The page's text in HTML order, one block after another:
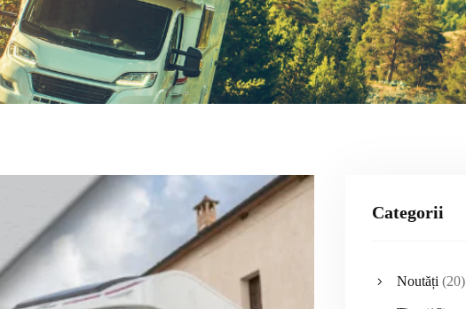
Categorii
Noutăți (20)